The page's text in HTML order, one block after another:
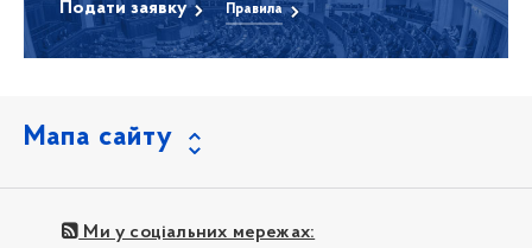
Подати заявку Правила
Мапа сайту
Ми у соціальних мережах: